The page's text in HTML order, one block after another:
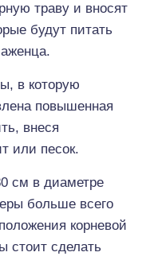
траву и вносят
будут питать
в которую
повышенная
внеся
или песок.
см в диаметре
больше всего
корневой
сделать